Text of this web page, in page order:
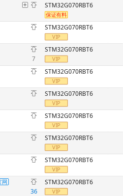
STM32G070RBT6
STM32G070RBT6
7
STM32G070RBT6
STM32G070RBT6
STM32G070RBT6
STM32G070RBT6
STM32G070RBT6
STM32G070RBT6
36
STM32G070RBT6